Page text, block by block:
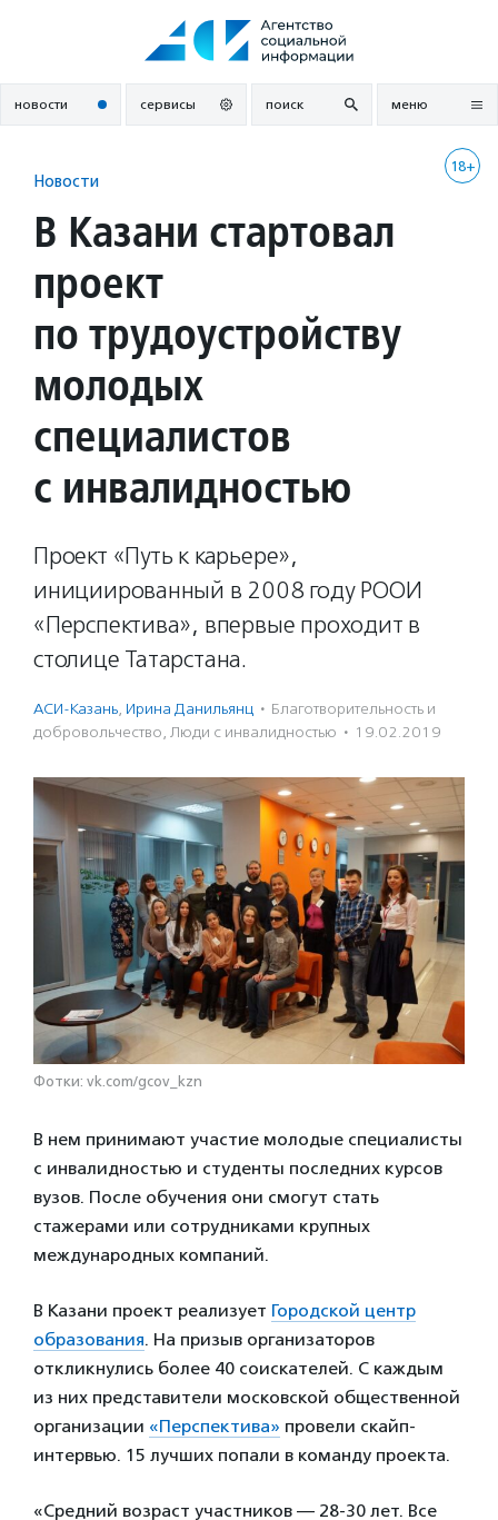
новости сервисы поиск меню
18+
Новости
В Казани стартовал
проект
по трудоустройству
молодых
специалистов
с инвалидностью
Проект «Путь к карьере»,
инициированный в 2008 году РООИ
«Перспектива», впервые проходит в
столице Татарстана.
АСИ-Казань, Ирина Данильянц · Благотвори­тель­ность и
доброволь­чест­во, Люди с инвалидностью · 19.02.2019
Фотки: vk.com/gcov_kzn
В нем принимают участие молодые специалисты
с инвалидностью и студенты последних курсов
вузов. После обучения они смогут стать
стажерами или сотрудниками крупных
международных компаний.
В Казани проект реализует Городской центр
образования. На призыв организаторов
откликнулись более 40 соискателей. С каждым
из них представители московской общественной
организации «Перспектива» провели скайп-
интервью. 15 лучших попали в команду проекта.
«Средний возраст участников — 28-30 лет. Все